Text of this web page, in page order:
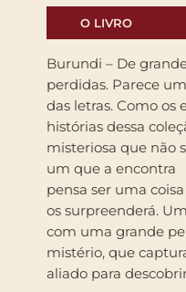
O LIVRO
Burundi – De
perdidas. Parece
das letras. Como os
histórias dessa
misteriosa que não
um que a encontra
pensa ser uma
os surpreenderá.
com uma grande
mistério, que
aliado para